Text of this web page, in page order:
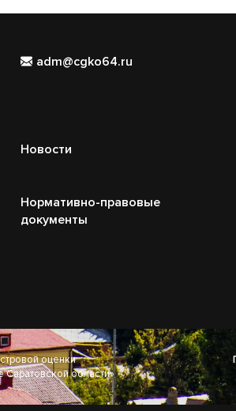
adm@cgko64.ru
Новости
Нормативно-правовые
документы
оценки
области»